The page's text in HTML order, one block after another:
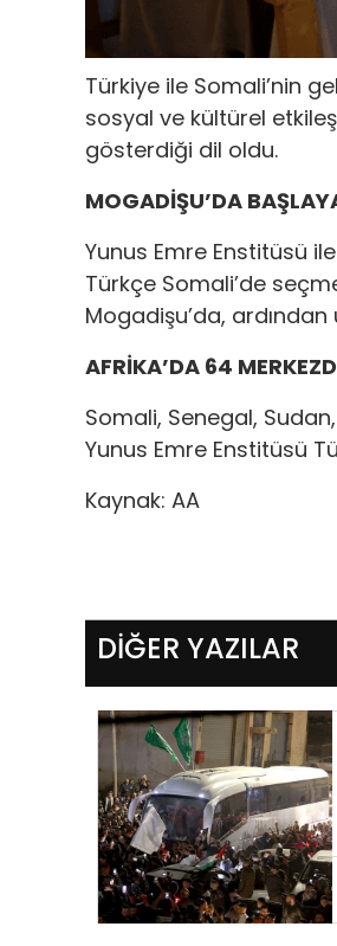
Türkiye ile Somali’nin
sosyal ve kültürel
gösterdiği dil oldu.
MOGADİŞU’DA
Yunus Emre Enstitüsü
Türkçe Somali’de
Mogadişu’da,
AFRİKA’DA 64
Somali, Senegal,
Yunus Emre Enstitüsü
Kaynak: AA
DİĞER YAZILAR